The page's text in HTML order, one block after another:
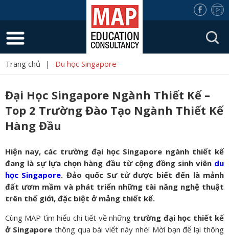
Trang chủ | Du học Singapore
Đại Học Singapore Ngành Thiết Kế –
Top 2 Trường Đào Tạo Ngành Thiết Kế
Hàng Đầu
Hiện nay, các trường đại học Singapore ngành thiết kế
đang là sự lựa chọn hàng đầu từ cộng đồng sinh viên du
học Singapore. Đảo quốc Sư tử được biết đến là mảnh
đất ươm mầm và phát triển những tài năng nghệ thuật
trên thế giới, đặc biệt ở mảng thiết kế.
Cùng MAP tìm hiểu chi tiết về nhữngtrường đại học thiết kế
ở Singaporethông qua bài viết này nhé! Mời bạn để lại thông